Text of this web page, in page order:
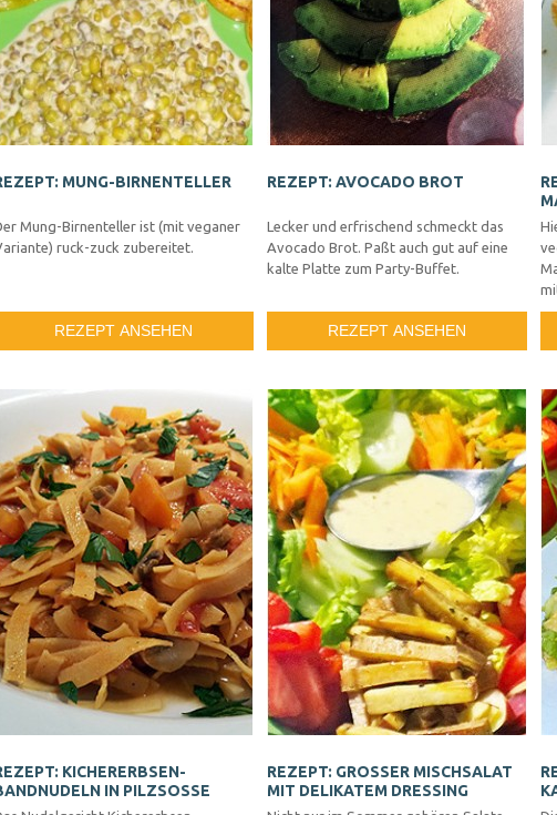
MUNG-BIRNENTELLER
Mung-Birnenteller ist (mit veganer
ruck-zuck zubereitet.
REZEPT ANSEHEN
REZEPT: AVOCADO BROT
Lecker und erfrischend schmeckt das
Avocado Brot. Paßt auch gut auf eine
kalte Platte zum Party-Buffet.
REZEPT ANSEHEN
KICHERERBSEN-
IN PILZSOSSE
REZEPT: GROSSER MISCHSALAT M
IT DELIKATEM DRESSING